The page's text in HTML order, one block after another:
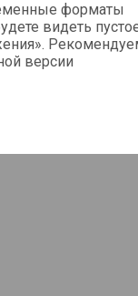
форматы
видеть
версии